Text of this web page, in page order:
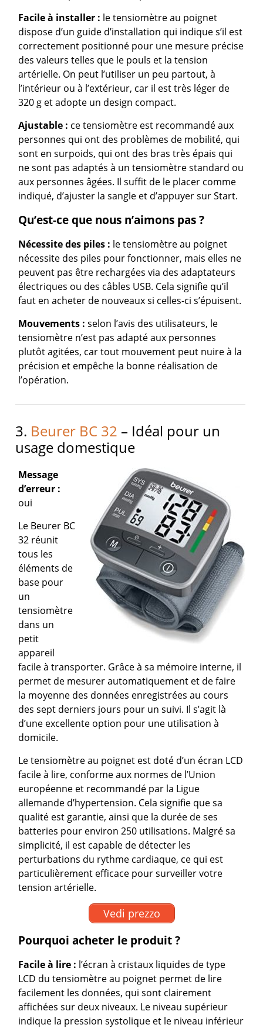
Facile à installer : le tensiomètre au poignet
dispose d’un guide d’installation qui indique s’il est
correctement positionné pour une mesure précise
des valeurs telles que le pouls et la tension
artérielle. On peut l’utiliser un peu partout, à
l’intérieur ou à l’extérieur, car il est très léger de
320 g et adopte un design compact.
Ajustable : ce tensiomètre est recommandé aux
personnes qui ont des problèmes de mobilité, qui
sont en surpoids, qui ont des bras très épais qui
ne sont pas adaptés à un tensiomètre standard ou
aux personnes âgées. Il suffit de le placer comme
indiqué, d’ajuster la sangle et d’appuyer sur Start.
Qu’est-ce que nous n’aimons pas ?
Nécessite des piles : le tensiomètre au poignet
nécessite des piles pour fonctionner, mais elles ne
peuvent pas être rechargées via des adaptateurs
électriques ou des câbles USB. Cela signifie qu’il
faut en acheter de nouveaux si celles-ci s’épuisent.
Mouvements : selon l’avis des utilisateurs, le
tensiomètre n’est pas adapté aux personnes
plutôt agitées, car tout mouvement peut nuire à la
précision et empêche la bonne réalisation de
l’opération.
3. Beurer BC 32 – Idéal pour un
usage domestique
Message
d’erreur :
oui
Le Beurer BC
32 réunit
tous les
éléments de
base pour
un
tensiomètre
dans un
petit
appareil
facile à transporter. Grâce à sa mémoire interne, il
permet de mesurer automatiquement et de faire
la moyenne des données enregistrées au cours
des sept derniers jours pour un suivi. Il s’agit là
d’une excellente option pour une utilisation à
domicile.
Le tensiomètre au poignet est doté d’un écran LCD
facile à lire, conforme aux normes de l’Union
européenne et recommandé par la Ligue
allemande d’hypertension. Cela signifie que sa
qualité est garantie, ainsi que la durée de ses
batteries pour environ 250 utilisations. Malgré sa
simplicité, il est capable de détecter les
perturbations du rythme cardiaque, ce qui est
particulièrement efficace pour surveiller votre
tension artérielle.
Vedi prezzo
Pourquoi acheter le produit ?
Facile à lire : l’écran à cristaux liquides de type
LCD du tensiomètre au poignet permet de lire
facilement les données, qui sont clairement
affichées sur deux niveaux. Le niveau supérieur
indique la pression systolique et le niveau inférieur